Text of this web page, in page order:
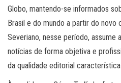
Globo, mantendo-se informados
Brasil e do mundo a partir do novo
Severiano, nesse período, assume
notícias de forma objetiva e
da qualidade editorial